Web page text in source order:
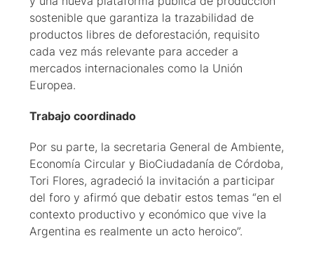
sostenible que garantiza la trazabilidad de
productos libres de deforestación, requisito
cada vez más relevante para acceder a
mercados internacionales como la Unión
Europea.
Trabajo coordinado
Por su parte, la secretaria General de Ambiente,
Economía Circular y BioCiudadanía de Córdoba,
Tori Flores, agradeció la invitación a participar
del foro y afirmó que debatir estos temas “en el
contexto productivo y económico que vive la
Argentina es realmente un acto heroico”.